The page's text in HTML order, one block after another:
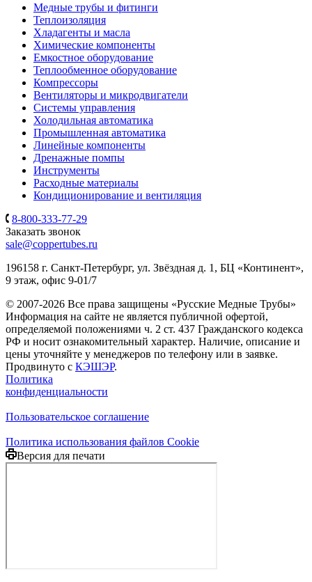
Медные трубы и фитинги
Теплоизоляция
Хладагенты и масла
Химические компоненты
Емкостное оборудование
Теплообменное оборудование
Компрессоры
Вентиляторы и микродвигатели
Системы управления
Холодильная автоматика
Промышленная автоматика
Линейные компоненты
Дренажные помпы
Инструменты
Расходные материалы
Кондиционирование и вентиляция
8-800-333-77-29
Заказать звонок
sale@coppertubes.ru
196158 г. Санкт-Петербург, ул. Звёздная д. 1, БЦ «Континент»,
9 этаж, офис 9-01/7
© 2007-2026 Все права защищены «Русские Медные Трубы»
Информация на сайте не является публичной офертой,
определяемой положениями ч. 2 ст. 437 Гражданского кодекса
РФ и носит ознакомительный характер. Наличие, описание и
цены уточняйте у менеджеров по телефону или в заявке.
Продвинуто с КЭШЭР.
Политика
конфиденциальности
Пользовательское соглашение
Политика использования файлов Cookie
Версия для печати